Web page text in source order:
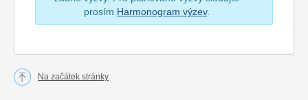
prosím Harmonogram výzev.
Na začátek stránky